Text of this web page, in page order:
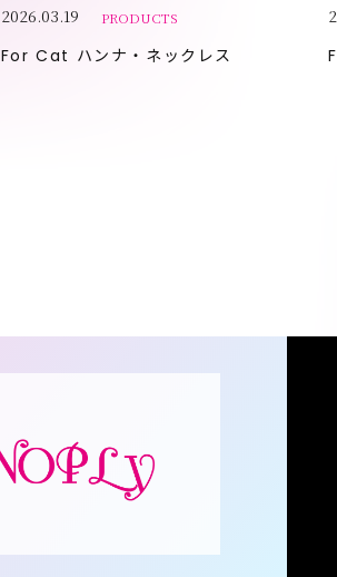
For Cat ハンナ・ネックレス
2026.03.19 PRODUCTS